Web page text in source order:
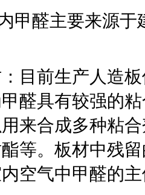
甲醛主要来源于
目前生产人造
醛具有较强的
来合成多种粘
等。板材中残
空气中甲醛的